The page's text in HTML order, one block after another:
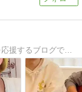
シンガーソングライターの「根のシン」さんを応援するブログです。ライブ日時等の覚書として更新しています。よろしくお願いいたします。